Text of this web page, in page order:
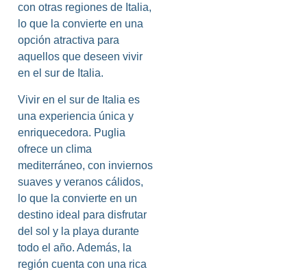
con otras regiones de Italia,
lo que la convierte en una
opción atractiva para
aquellos que deseen vivir
en el sur de Italia.
Vivir en el sur de Italia es
una experiencia única y
enriquecedora. Puglia
ofrece un clima
mediterráneo, con inviernos
suaves y veranos cálidos,
lo que la convierte en un
destino ideal para disfrutar
del sol y la playa durante
todo el año. Además, la
región cuenta con una rica